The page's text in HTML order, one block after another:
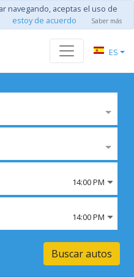
navegando, aceptas el uso de
estoy de acuerdo Saber más
ES
14:00 PM
14:00 PM
Buscar autos